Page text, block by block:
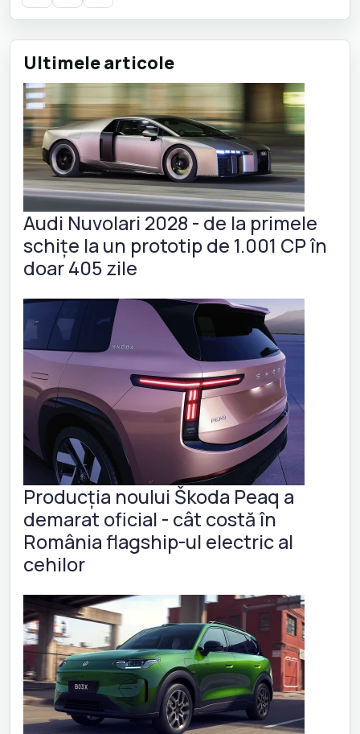
Ultimele articole
Audi Nuvolari 2028 - de la primele
schițe la un prototip de 1.001 CP în
doar 405 zile
Producția noului Škoda Peaq a
demarat oficial - cât costă în
România flagship-ul electric al
cehilor